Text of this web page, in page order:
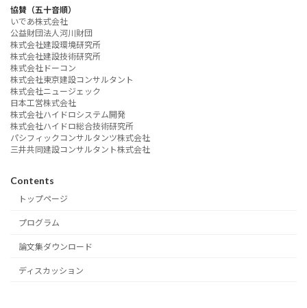
協賛（五十音順）
いであ株式会社
公益財団法人河川財団
株式会社建設環境研究所
株式会社建設技術研究所
株式会社ドーコン
株式会社東京建設コンサルタント
株式会社ニュージェック
日本工営株式会社
株式会社ハイドロシステム開発
株式会社ハイドロ総合技術研究所
パシフィックコンサルタンツ株式会社
三井共同建設コンサルタント株式会社
Contents
トップページ
プログラム
論文集ダウンロード
ディスカッション